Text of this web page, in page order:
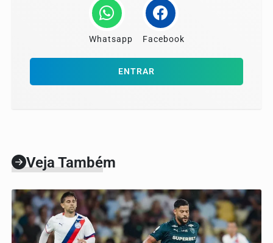
Whatsapp Facebook
ENTRAR
Veja Também